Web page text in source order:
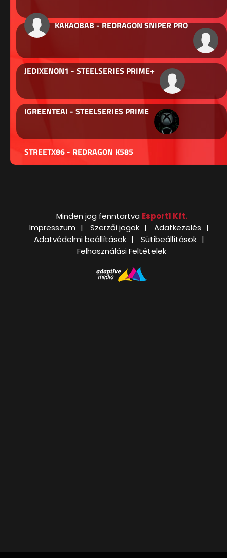
KAKAOBAB - REDRAGON SNIPER PRO
JEDIXENON1 - STEELSERIES PRIME+
IGREENTEAI - STEELSERIES PRIME
STREETX86 - REDRAGON K585
Minden jog fenntartva Esport1 Kft.
Impresszum
Szerzői jogok
Adatkezelés
Adatvédelmi beállítások
Sütibeállítások
Felhasználási Feltételek